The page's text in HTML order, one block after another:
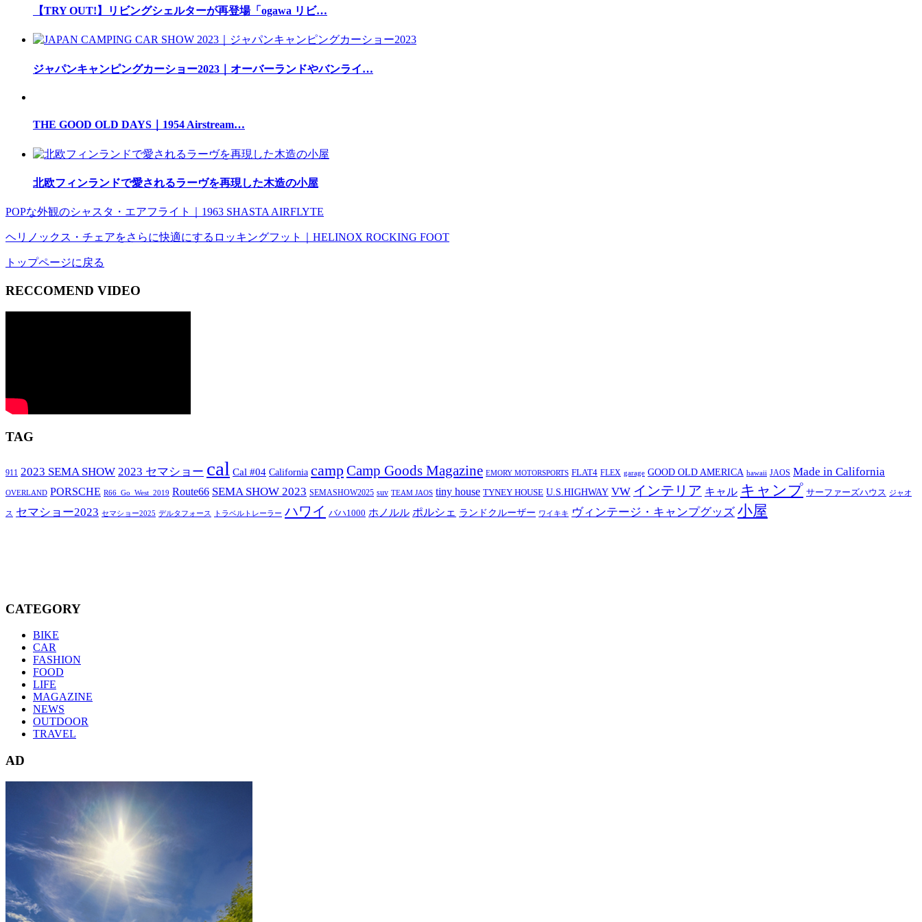
【TRY OUT!】リビングシェルターが再登場「ogawa リビ…
ジャパンキャンピングカーショー2023｜オーバーランドやバンライ…
THE GOOD OLD DAYS｜1954 Airstream…
北欧フィンランドで愛されるラーヴを再現した木造の小屋
POPな外観のシャスタ・エアフライト｜1963 SHASTA AIRFLYTE
ヘリノックス・チェアをさらに快適にするロッキングフット｜HELINOX ROCKING FOOT
トップページに戻る
RECCOMEND VIDEO
TAG
911 2023 SEMA SHOW 2023 セマショー cal Cal #04 California campCamp Goods Magazine EMORY MOTORSPORTS FLAT4 FLEX garage GOOD OLD AMERICA hawaii JAOS Made in California
OVERLAND PORSCHE R66_Go_West_2019 Route66 SEMA SHOW 2023 SEMASHOW2025 suv TEAM JAOS tiny house TYNEY HOUSE U.S.HIGHWAY VW インテリア キャル キャンプ サーファーズハウス ジャオ
ス セマショー2023 セマショー2025 デルタフォース トラベルトレーラー ハワイ バハ1000 ホノルル ポルシェ ランドクルーザー ワイキキ ヴィンテージ・キャンプグッズ 小屋
CATEGORY
BIKE
CAR
FASHION
FOOD
LIFE
MAGAZINE
NEWS
OUTDOOR
TRAVEL
AD